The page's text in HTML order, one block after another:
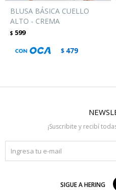
BLUSA BÁSICA CUELLO
ALTO - CREMA
$ 599
$ 479
¡Suscribite y recibí
SIGUE A HERING